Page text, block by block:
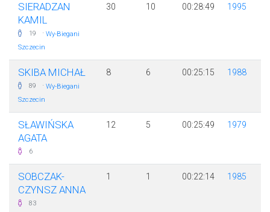
SIERADZAN
KAMIL
19 · Wy-Biegani
Szczecin
30 10 00:28:49 1995
SKIBA MICHAŁ
89 · Wy-Biegani
Szczecin
8 6 00:25:15 1988
SŁAWIŃSKA
AGATA
6
12 5 00:25:49 1979
SOBCZAK-
CZYNSZ ANNA
83
1 1 00:22:14 1985